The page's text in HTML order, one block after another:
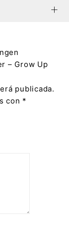
– Grow Up
publicada.
con *